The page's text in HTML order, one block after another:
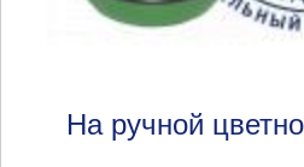
На ручной